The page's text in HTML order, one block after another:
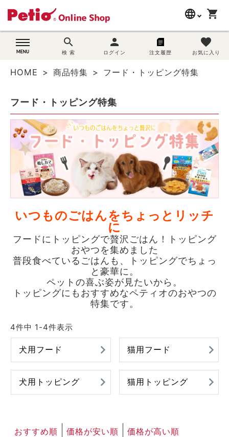
language
wovn-lang-name
shopping_cart
search
検 索
person
ログイン 注文履歴
favorite
お気に入り
search
うさぎ用品
ブランド別に探す
目的別に探す
SNS
ご利用案内
ACCOUNT MENU
ようこそ ゲスト 様
ログイン person 新規会員登録
HOME 商品特集 フード・トッピング特集
フード・トッピング特集
いつものごはんをちょっとリッチ
に
フードにトッピングで贅沢ごはん！トッピング
おやつを集めました
普段食べているごはんも、トッピングでちょっ
と豪華に。
ペットの喜ぶ姿が見たいから。
トッピングにもおすすめなペティオのおやつの
特集です。
4件中 1 -4件表示
犬用フード 猫用フード
犬用トッピング 猫用トッピング
おすすめ順 価格が安い順
価格が高い順